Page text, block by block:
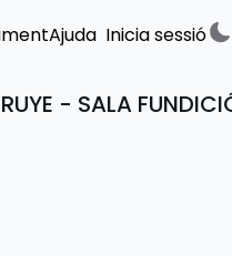
Ajuda Inicia sessió
- SALA